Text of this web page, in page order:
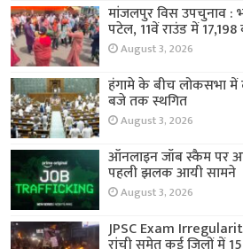
मांजलपुर विस उपचुनाव :
पटेल, 11वें राउंड में
August 3, 2026
हंगामे के बीच लोकसभा में
बजे तक स्थगित
August 3, 2026
ऑनलाइन जॉब स्कैम पर
पहली झलक आयी सामने
August 3, 2026
JPSC Exam